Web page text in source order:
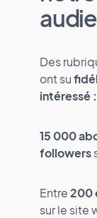
Des
ont su
intéressé :
15 000
followers
Entre200
sur le site